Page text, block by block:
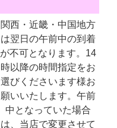
関西・近畿・中国地方
は翌日の午前中の到着
が不可となります。14
時以降の時間指定をお
選びくださいます様お
願いいたします。午前
中となっていた場合
は、当店で変更させて